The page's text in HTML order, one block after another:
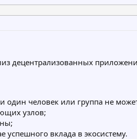
децентрализованных
человек или группа не
узлов;
вклада в экосистему.